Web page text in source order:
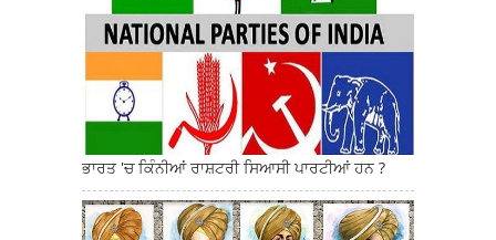
ਭਾਰਤ 'ਚ ਕਿੰਨੀਆਂ ਰਾਸ਼ਟਰੀ ਸਿਆਸੀ ਪਾਰਟੀਆਂ ਹਨ ?